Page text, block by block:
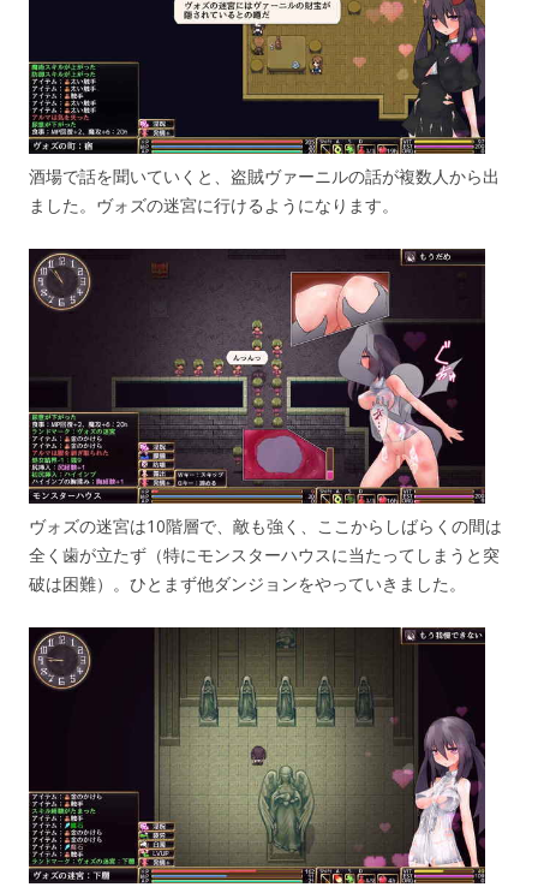
酒場で話を聞いていくと、盗賊ヴァーニルの話が複数人から出
ました。ヴォズの迷宮に行けるようになります。
ヴォズの迷宮は10階層で、敵も強く、ここからしばらくの間は
全く歯が立たず（特にモンスターハウスに当たってしまうと突
破は困難）。ひとまず他ダンジョンをやっていきました。